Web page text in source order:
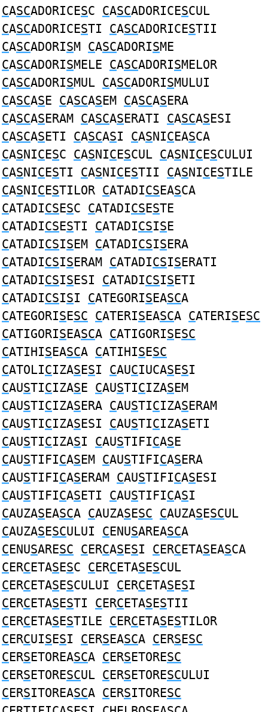
CASCADORICESC CASCADORICESCUL
CASCADORICESTI CASCADORICESTII
CASCADORISM CASCADORISME
CASCADORISMELE CASCADORISMELOR
CASCADORISMUL CASCADORISMULUI
CASCASE CASCASEM CASCASERA
CASCASERAM CASCASERATI CASCASESI
CASCASETI CASCASI CASNICEASCA
CASNICESC CASNICESCUL CASNICESCULUI
CASNICESTI CASNICESTII CASNICESTILE
CASNICESTILOR CATADICSEASCA
CATADICSESC CATADICSESTE
CATADICSESTI CATADICSISE
CATADICSISEM CATADICSISERA
CATADICSISERAM CATADICSISERATI
CATADICSISESI CATADICSISETI
CATADICSISI CATEGORISEASCA
CATEGORISESC CATERISEASCA CATERISESC
CATIGORISEASCA CATIGORISESC
CATIHISEASCA CATIHISESC
CATOLICIZASESI CAUCIUCASESI
CAUSTICIZASE CAUSTICIZASEM
CAUSTICIZASERA CAUSTICIZASERAM
CAUSTICIZASESI CAUSTICIZASETI
CAUSTICIZASI CAUSTIFICASE
CAUSTIFICASEM CAUSTIFICASERA
CAUSTIFICASERAM CAUSTIFICASESI
CAUSTIFICASETI CAUSTIFICASI
CAUZASEASCA CAUZASESC CAUZASESCUL
CAUZASESCULUI CENUSAREASCA
CENUSARESC CERCASESI CERCETASEASCA
CERCETASESC CERCETASESCUL
CERCETASESCULUI CERCETASESI
CERCETASESTI CERCETASESTII
CERCETASESTILE CERCETASESTILOR
CERCUISESI CERSEASCA CERSESC
CERSETOREASCA CERSETORESC
CERSETORESCUL CERSETORESCULUI
CERSITOREASCA CERSITORESC